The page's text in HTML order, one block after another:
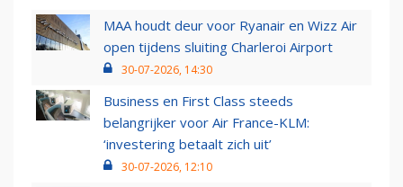
MAA houdt deur voor Ryanair en Wizz Air
open tijdens sluiting Charleroi Airport
30-07-2026, 14:30
Business en First Class steeds
belangrijker voor Air France-KLM:
‘investering betaalt zich uit’
30-07-2026, 12:10